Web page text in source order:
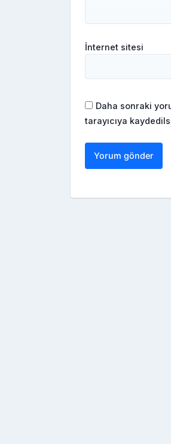
İnternet sitesi
Daha sonraki
tarayıcıya